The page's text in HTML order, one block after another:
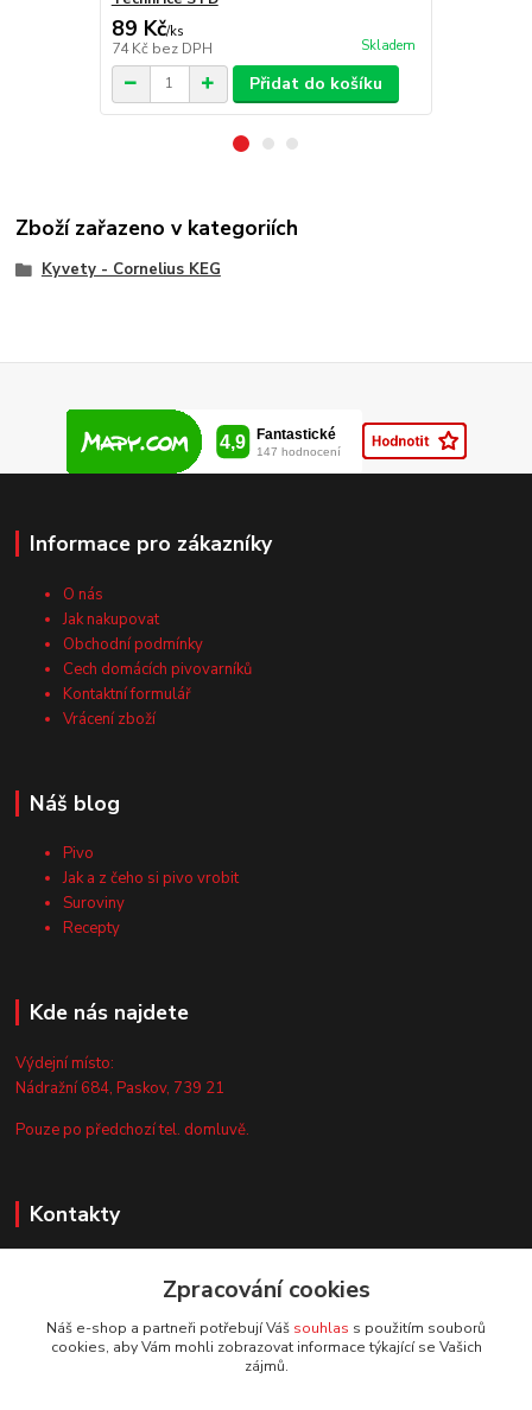
89 Kč/ks
74 Kč bez DPH Skladem
Přidat do košíku
Zboží zařazeno v kategoriích
Kyvety - Cornelius KEG
Informace pro zákazníky
O nás
Jak nakupovat
Obchodní podmínky
Cech domácích pivovarníků
Kontaktní formulář
Vrácení zboží
Náš blog
Pivo
Jak a z čeho si pivo vrobit
Suroviny
Recepty
Kde nás najdete
Výdejní místo:
Nádražní 684, Paskov, 739 21
Pouze po předchozí tel. domluvě.
Kontakty
+420 735 044 675
info@vyrobtesipivo.cz
Zpracování cookies
Náš e-shop a partneři potřebují Váš souhlas s použitím souborů
cookies, aby Vám mohli zobrazovat informace týkající se Vašich
zájmů.